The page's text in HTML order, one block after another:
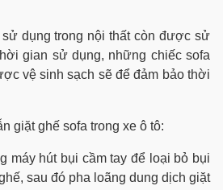
dụng trong nội thất còn được sử
gian sử dụng, những chiếc sofa
vệ sinh sạch sẽ để đảm bảo thời
giặt ghế sofa trong xe ô tô:
máy hút bụi cầm tay để loại bỏ bụi
sau đó pha loãng dung dịch giặt